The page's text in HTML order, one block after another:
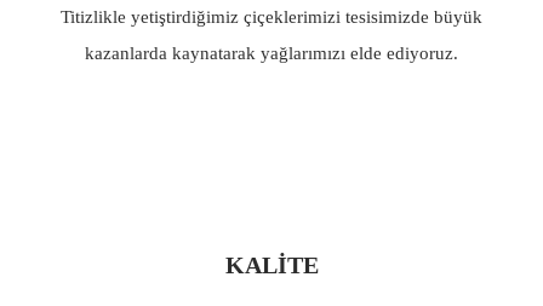
Titizlikle yetiştirdiğimiz çiçeklerimizi tesisimizde büyük
kazanlarda kaynatarak yağlarımızı elde ediyoruz.
KALİTE